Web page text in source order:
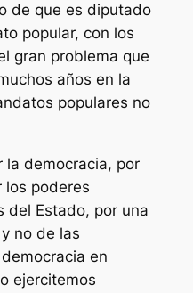
de que es diputado
popular, con los
gran problema que
años en la
populares no
la democracia, por
los poderes
del Estado, por una
no de las
en
ejercitemos